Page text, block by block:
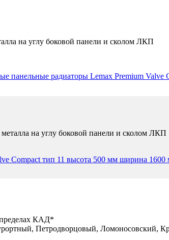
на углу боковой панели и сколом ЛКП
панельные радиаторы Lemax Premium
на углу боковой панели и сколом ЛКП
Compact тип 11 высота 500 мм ширина 1600
КАД*
Петродворцовый, Ломоносовский,